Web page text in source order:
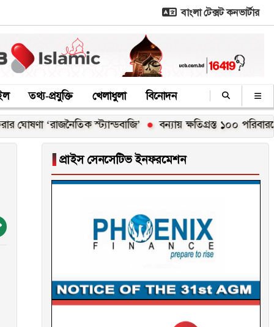
বাংলা টেক্সট কনভার্টার
তথ্য-প্রযুক্তি খেলাধুলা বিনোদন
‘রাজনৈতিক স্ট্যান্ডবাজি’ বন্যায় ক্ষতিগ্রস্ত ১০০ পরিবারকে নতুন
▐ প্রাইস সেনসেটিভ ইনফরমেশন